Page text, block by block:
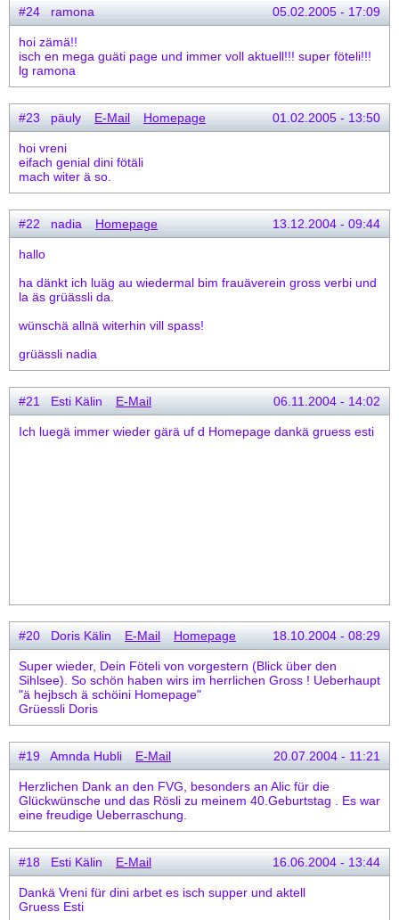
#24 ramona 05.02.2005 - 17:09
hoi zämä!!
isch en mega guäti page und immer voll aktuell!!! super föteli!!!
lg ramona
#23 päuly E-Mail Homepage 01.02.2005 - 13:50
hoi vreni
eifach genial dini fötäli
mach witer ä so.
#22 nadia Homepage 13.12.2004 - 09:44
hallo
ha dänkt ich luäg au wiedermal bim frauäverein gross verbi und
la äs grüässli da.
wünschä allnä witerhin vill spass!
grüässli nadia
#21 Esti Kälin E-Mail 06.11.2004 - 14:02
Ich luegä immer wieder gärä uf d Homepage dankä gruess esti
#20 Doris Kälin E-Mail Homepage 18.10.2004 - 08:29
Super wieder, Dein Föteli von vorgestern (Blick über den
Sihlsee). So schön haben wirs im herrlichen Gross ! Ueberhaupt
"ä hejbsch ä schöini Homepage"
Grüessli Doris
#19 Amnda Hubli E-Mail 20.07.2004 - 11:21
Herzlichen Dank an den FVG, besonders an Alic für die
Glückwünsche und das Rösli zu meinem 40.Geburtstag . Es war
eine freudige Ueberraschung.
#18 Esti Kälin E-Mail 16.06.2004 - 13:44
Dankä Vreni für dini arbet es isch supper und aktell
Gruess Esti